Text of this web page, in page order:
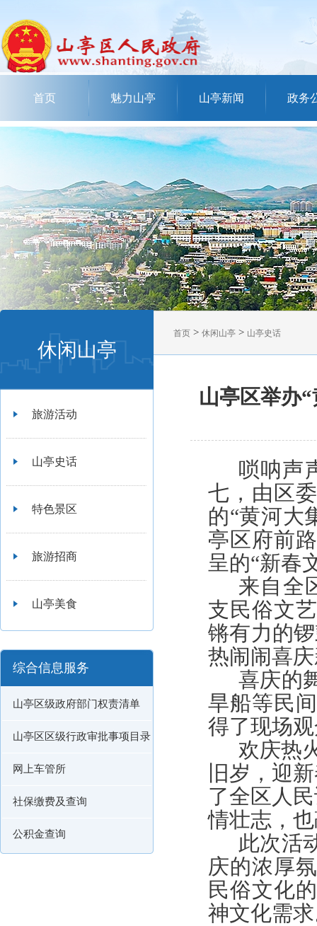
首页 魅力山亭 山亭新闻 政务
休闲山亭
旅游活动
山亭史话
特色景区
旅游招商
山亭美食
综合信息服务
山亭区级政府部门权责清单
山亭区区级行政审批事项目录
网上车管所
社保缴费及查询
公积金查询
首页 > 休闲山亭 > 山亭史话
山亭区举办
唢呐声
七，由区
的“黄河大
亭区府前
呈的“新春
来自全
支民俗文
锵有力的
热闹闹喜
喜庆的
旱船等民
得了现场
欢庆热
旧岁，迎
了全区人
情壮志，
此次活
庆的浓厚
民俗文化
神文化需